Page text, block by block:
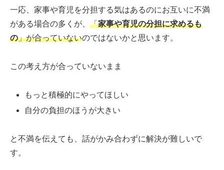
一応、家事や育児を分担する気はあるのにお互いに不満
がある場合の多くが、 「家事や育児の分担に求めるも
の」が合っていないのではないかと思います。
この考え方が合っていないまま
もっと積極的にやってほしい
自分の負担のほうが大きい
と不満を伝えても、話がかみ合わずに解決が難しいで
す。